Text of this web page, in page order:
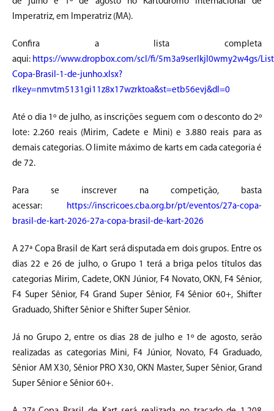
Imperatriz, em Imperatriz (MA).
Confira a lista completa
aqui: https://www.dropbox.com/scl/fi/5m3a9serlkjl0wmy2w4gs/
Copa-Brasil-1-de-junho.xlsx?
rlkey=nmvtm5131gi11z8x17wzrktoa&st=etb56evj&dl=0
Até o dia 1º de julho, as inscrições seguem com o desconto do 2º
lote: 2.260 reais (Mirim, Cadete e Mini) e 3.880 reais para as
demais categorias. O limite máximo de karts em cada categoria é
de 72.
Para se inscrever na competição, basta
acessar:
https://inscricoes.cba.org.br/pt/eventos/27a-copa-
brasil-de-kart-2026-27a-copa-brasil-de-kart-2026
A 27ª Copa Brasil de Kart será disputada em dois grupos. Entre os
dias 22 e 26 de julho, o Grupo 1 terá a briga pelos títulos das
categorias Mirim, Cadete, OKN Júnior, F4 Novato, OKN, F4 Sênior,
F4 Super Sênior, F4 Grand Super Sênior, F4 Sênior 60+, Shifter
Graduado, Shifter Sênior e Shifter Super Sênior.
Já no Grupo 2, entre os dias 28 de julho e 1º de agosto, serão
realizadas as categorias Mini, F4 Júnior, Novato, F4 Graduado,
Sênior AM X30, Sênior PRO X30, OKN Master, Super Sênior, Grand
Super Sênior e Sênior 60+.